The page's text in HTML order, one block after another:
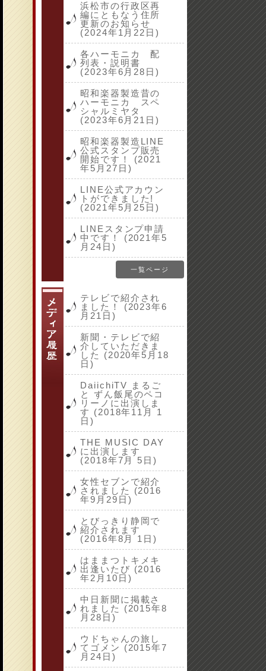
浜松市の行政区再
編にともなう住所
更新のお知らせ
(2024年1月22日)
各ハーモニカ 配
列表・説明書
(2023年6月28日)
昭和楽器製造昔の
ハーモニカ スペ
シャルミヤタ
(2023年6月21日)
昭和楽器製造LINE
公式スタンプ販売
開始です！ (2021
年5月27日)
LINE公式アカウン
トができました!
(2021年5月25日)
LINEスタンプ申請
中です！ (2021年5
月24日)
一覧ページ
テレビで紹介され
ました！ (2023年6
月21日)
新聞・テレビで紹
介していただきま
した (2020年5月18
日)
DaiichiTV まるご
と ずん飯尾のペコ
リーノに出演しま
す (2018年11月 1
日)
THE MUSIC DAY
に出演します
(2018年7月 5日)
女性セブンで紹介
されました (2016
年9月29日)
とびっきり静岡で
紹介されます
(2016年8月 1日)
はままつトキメキ
出逢いたび (2016
年2月10日)
中日新聞に掲載さ
れました (2015年8
月28日)
ウドちゃんの旅し
てゴメン (2015年7
月24日)